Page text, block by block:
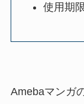
使用期
Amebaマンガ